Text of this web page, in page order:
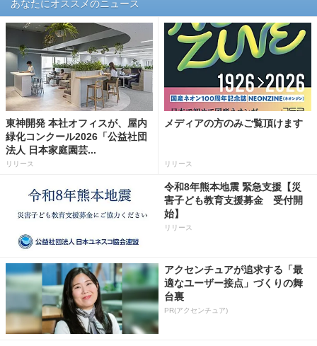
あなたにオススメのニュース
東神開発 本社オフィスが、屋内
緑化コンクール2026「公益社団
法人 日本家庭園芸...
リリース
メディアの方のみご覧頂けます
リリース
令和8年熊本地震 緊急支援【災
害子ども教育支援募金 受付開
始】
リリース
アクセンチュアが追求する「最
適なユーザー接点」づくりの舞
台裏
PR(アクセンチュア)